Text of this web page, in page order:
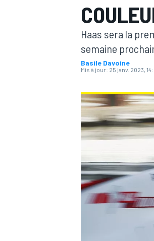
Haas sera la
semaine
Basile Davoine
Mis à jour: 25 janv. 2023,